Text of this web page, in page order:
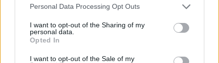
Personal Data Processing Opt Outs
I want to opt-out of the Sharing of my
personal data.
Opted In
I want to opt-out of the Sale of my
Aj ked’ tam dievčatá ostali počkať na Jaroslava, peniaze
republiky na svojom Facebooku skonštatovala, že im
Jaroslav pri preberaní straty vrúcne pod’akoval.